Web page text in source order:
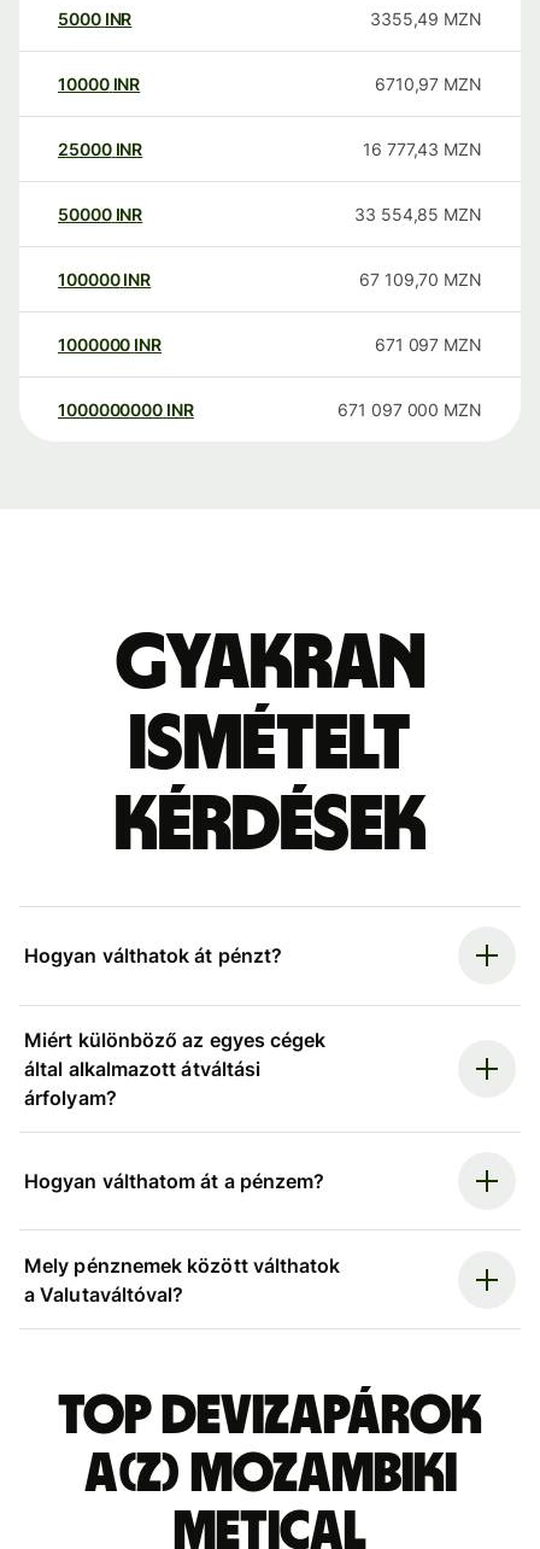
5000 INR 3355,49 MZN
10000 INR 6710,97 MZN
25000 INR 16 777,43 MZN
50000 INR 33 554,85 MZN
100000 INR 67 109,70 MZN
1000000 INR 671 097 MZN
1000000000 INR 671 097 000 MZN
Gyakran
ismételt
kérdések
Hogyan válthatok át pénzt?
Miért különböző az egyes cégek
által alkalmazott átváltási
árfolyam?
Hogyan válthatom át a pénzem?
Mely pénznemek között válthatok
a Valutaváltóval?
Top devizapárok
a(z) mozambiki
metical